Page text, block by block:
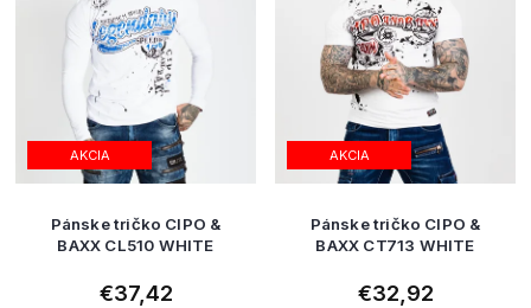
AKCIA
Pánske tričko CIPO &
BAXX CL510 WHITE
€37,42
AKCIA
Pánske tričko CIPO &
BAXX CT713 WHITE
€32,92